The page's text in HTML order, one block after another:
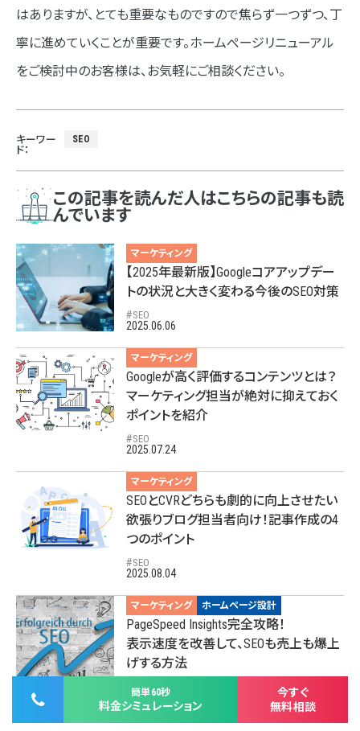
簡単60秒
料金シミュレーション
今すぐ
無料相談
はありますが、とても重要なものですので焦らず一つずつ、丁
寧に進めていくことが重要です。ホームぺージリニューアル
をご検討中のお客様は、お気軽にご相談ください。
キーワー
ド：
SEO
この記事を読んだ人はこちらの記事も読
んでいます
マーケティング
【2025年最新版】Googleコアアップデー
トの状況と大きく変わる今後のSEO対策
SEO
2025.06.06
マーケティング
Googleが高く評価するコンテンツとは？
マーケティング担当が絶対に抑えておく
ポイントを紹介
SEO
2025.07.24
マーケティング
SEOとCVRどちらも劇的に向上させたい
欲張りブログ担当者向け！記事作成の4
つのポイント
SEO
2025.08.04
マーケティング ホームページ設計
PageSpeed Insights完全攻略！
表示速度を改善して、SEOも売上も爆上
げする方法
サイト運用
2025.08.15